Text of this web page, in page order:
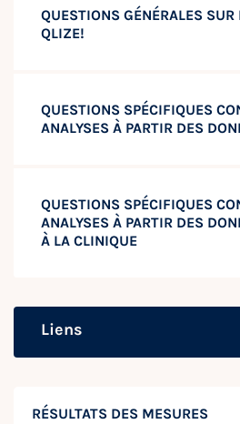
RÉSULTATS DES MESURES
QUESTIONS GÉNÉRALES SUR
QLIZE!
QUESTIONS SPÉCIFIQUES
ANALYSES À PARTIR DES
QUESTIONS SPÉCIFIQUES
ANALYSES À PARTIR DES
À LA CLINIQUE
Liens